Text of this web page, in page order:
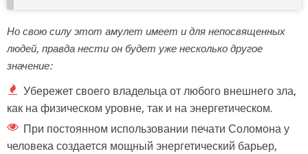
Но свою силу этот амулет имеет и для непосвященных
людей, правда нести он будет уже несколько другое
значение:
Убережет своего владельца от любого внешнего зла,
как на физическом уровне, так и на энергетическом.
При постоянном использовании печати Соломона у
человека создается мощный энергетический барьер,